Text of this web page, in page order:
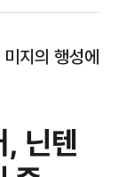
지의 행성에
, 닌텐